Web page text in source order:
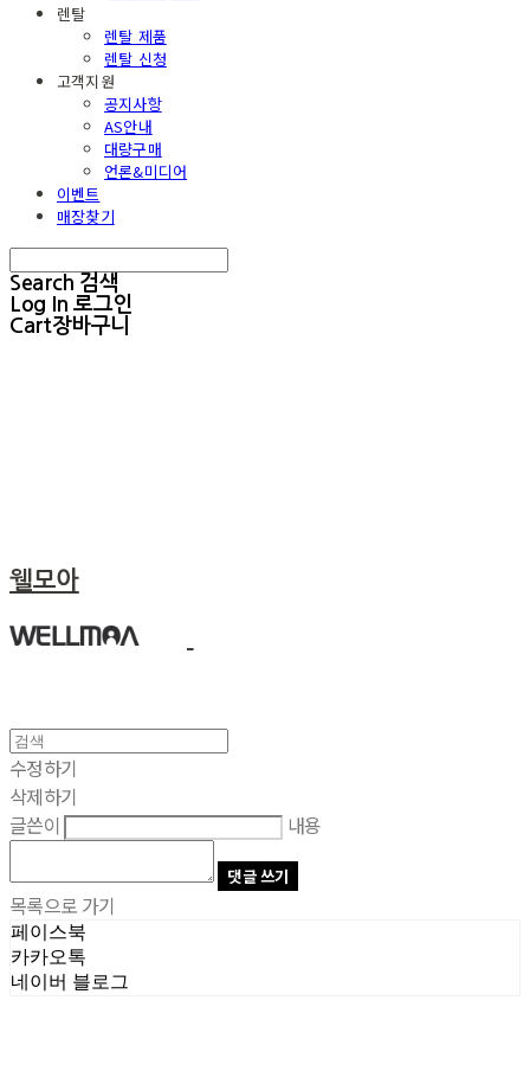
렌탈
렌탈 제품
렌탈 신청
고객지원
공지사항
AS안내
대량구매
언론&미디어
이벤트
매장찾기
Search 검색
Log In 로그인
Cart장바구니
웰모아
수정하기
삭제하기
글쓴이
내용
댓글 쓰기
목록으로 가기
페이스북
카카오톡
네이버 블로그